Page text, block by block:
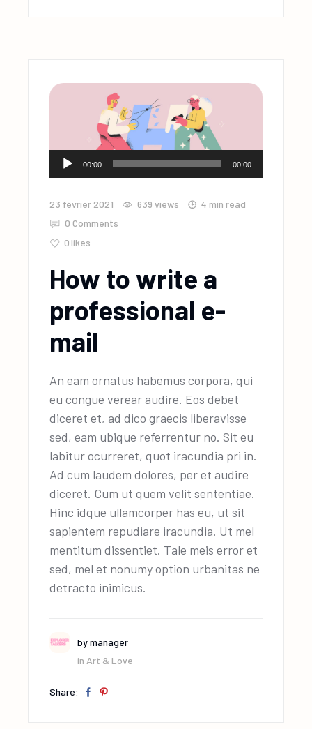
Lecteur
audio
00:00 00:00
23 février 2021 639views
4 min read
0 Comments
0 likes
How to write a
professional e-
mail
An eam ornatus habemus corpora, qui
eu congue verear audire. Eos debet
diceret et, ad dico graecis liberavisse
sed, eam ubique referrentur no. Sit eu
labitur ocurreret, quot iracundia pri in.
Ad cum laudem dolores, per et audire
diceret. Cum ut quem velit sententiae.
Hinc idque ullamcorper has eu, ut sit
sapientem repudiare iracundia. Ut mel
mentitum dissentiet. Tale meis error et
sed, mel et nonumy option urbanitas ne
detracto inimicus.
bymanager
in Art & Love
Share: